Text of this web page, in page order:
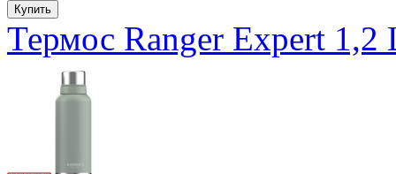
Термос Ranger Expert 1,2